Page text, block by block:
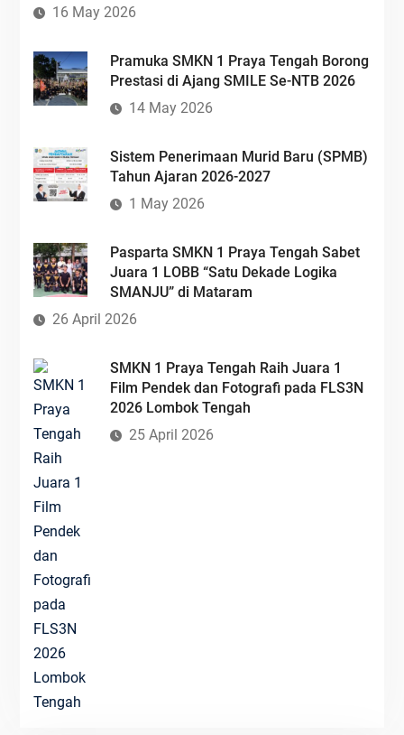
16 May 2026
Pramuka SMKN 1 Praya Tengah Borong
Prestasi di Ajang SMILE Se-NTB 2026
14 May 2026
Sistem Penerimaan Murid Baru (SPMB)
Tahun Ajaran 2026-2027
1 May 2026
Pasparta SMKN 1 Praya Tengah Sabet
Juara 1 LOBB “Satu Dekade Logika
SMANJU” di Mataram
26 April 2026
SMKN 1 Praya Tengah Raih Juara 1
Film Pendek dan Fotografi pada FLS3N
2026 Lombok Tengah
25 April 2026